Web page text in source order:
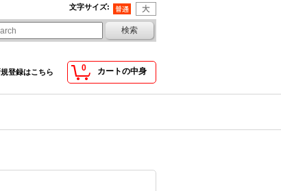
文字サイズ:
0 カートの中身
登録はこちら